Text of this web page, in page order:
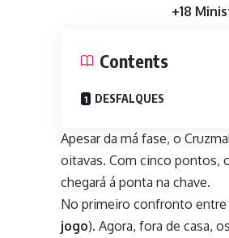
+18
Contents
DESFALQUES
Apesar da má fase, o
oitavas. Com cinco pontos,
chegará á ponta na chave.
No primeiro confronto entre
jogo). Agora, fora de casa,